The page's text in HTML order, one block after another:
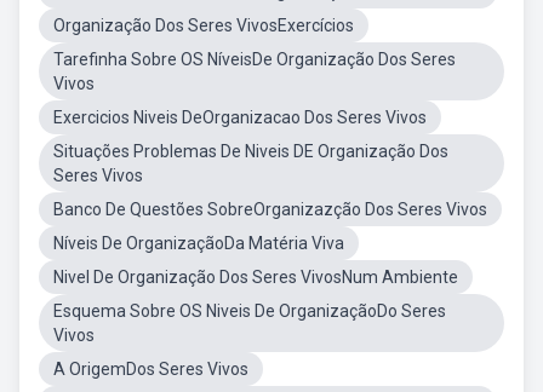
Organização Dos Seres VivosExercícios
Tarefinha Sobre OS NíveisDe Organização Dos Seres
Vivos
Exercicios Niveis DeOrganizacao Dos Seres Vivos
Situações Problemas De Niveis DE Organização Dos
Seres Vivos
Banco De Questões SobreOrganizazção Dos Seres Vivos
Níveis De OrganizaçãoDa Matéria Viva
Nivel De Organização Dos Seres VivosNum Ambiente
Esquema Sobre OS Niveis De OrganizaçãoDo Seres
Vivos
A OrigemDos Seres Vivos